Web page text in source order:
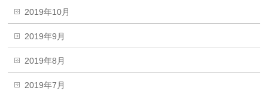
2019年10月
2019年9月
2019年8月
2019年7月